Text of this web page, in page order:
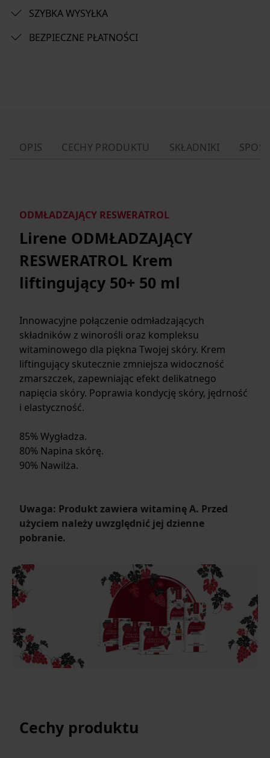
SZYBKA WYSYŁKA
BEZPIECZNE PŁATNOŚCI
OPIS CECHY PRODUKTU SKŁADNIKI
ODMŁADZAJĄCY RESWERATROL
Lirene ODMŁADZAJĄCY
RESWERATROL Krem
liftingujący 50+ 50 ml
Innowacyjne połączenie odmładzających
składników z winorośli oraz kompleksu
witaminowego dla piękna Twojej skóry. Krem
liftingujący skutecznie zmniejsza widoczność
zmarszczek, zapewniając efekt delikatnego
napięcia skóry. Poprawia kondycję skóry, jędrność
i elastyczność.
85% Wygładza.
80% Napina skórę.
90% Nawilża.
Uwaga: Produkt zawiera witaminę A. Przed
użyciem należy uwzględnić jej dzienne
pobranie.
Cechy produktu